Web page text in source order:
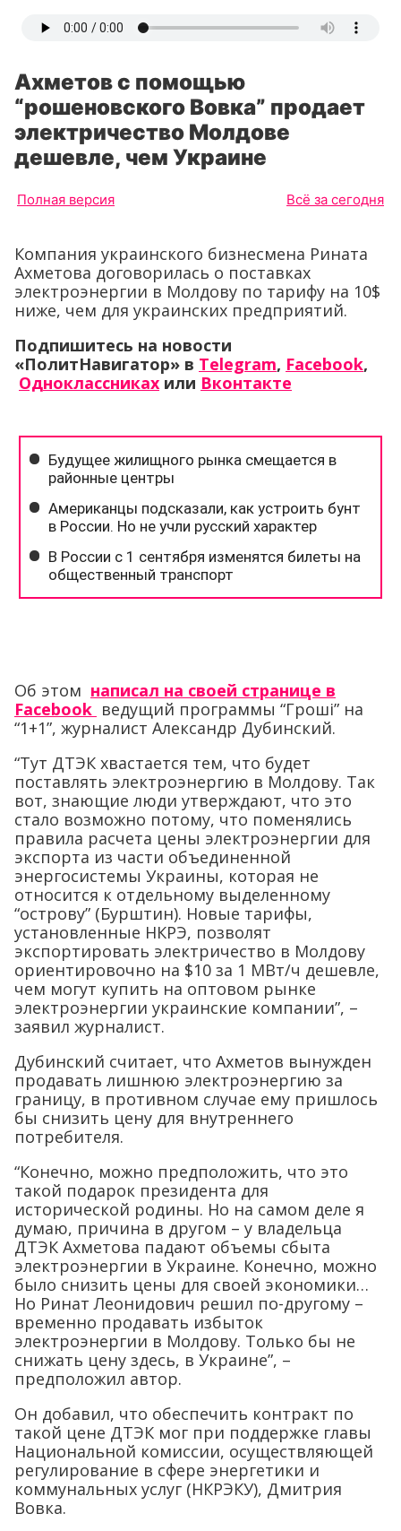
Ахметов с помощью
“рошеновского Вовка” продает
электричество Молдове
дешевле, чем Украине
Полная версия Всё за сегодня
Компания украинского бизнесмена Рината
Ахметова договорилась о поставках
электроэнергии в Молдову по тарифу на 10$
ниже, чем для украинских предприятий.
Подпишитесь на новости
«ПолитНавигатор» в Telegram, Facebook,
Одноклассниках или Вконтакте
Об этом написал на своей странице в
Facebook ведущий программы “Гроші” на
“1+1”, журналист Александр Дубинский.
“Тут ДТЭК хвастается тем, что будет
поставлять электроэнергию в Молдову. Так
вот, знающие люди утверждают, что это
стало возможно потому, что поменялись
правила расчета цены электроэнергии для
экспорта из части объединенной
энергосистемы Украины, которая не
относится к отдельному выделенному
“острову” (Бурштин). Новые тарифы,
установленные НКРЭ, позволят
экспортировать электричество в Молдову
ориентировочно на $10 за 1 МВт/ч дешевле,
чем могут купить на оптовом рынке
электроэнергии украинские компании”, –
заявил журналист.
Дубинский считает, что Ахметов вынужден
продавать лишнюю электроэнергию за
границу, в противном случае ему пришлось
бы снизить цену для внутреннего
потребителя.
“Конечно, можно предположить, что это
такой подарок президента для
исторической родины. Но на самом деле я
думаю, причина в другом – у владельца
ДТЭК Ахметова падают объемы сбыта
электроэнергии в Украине. Конечно, можно
было снизить цены для своей экономики…
Но Ринат Леонидович решил по-другому –
временно продавать избыток
электроэнергии в Молдову. Только бы не
снижать цену здесь, в Украине”, –
предположил автор.
Он добавил, что обеспечить контракт по
такой цене ДТЭК мог при поддержке главы
Национальной комиссии, осуществляющей
регулирование в сфере энергетики и
коммунальных услуг (НКРЭКУ), Дмитрия
Вовка.